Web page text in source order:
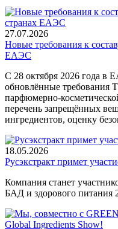
27.07.2026
Новые требования к
ЕАЭС
С 28 октября 2026 года в
обновлённые требования
парфюмерно-
перечень запрещённых
ингредиентов, оценку
18.05.2026
Русэкстракт примет
Компания станет
БАД и здорового питания